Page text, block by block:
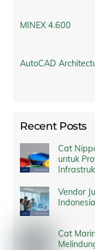
MINEX 4.600
AutoCAD
Recent Posts
Cat
untuk
Vendor
Indonesia
Cat